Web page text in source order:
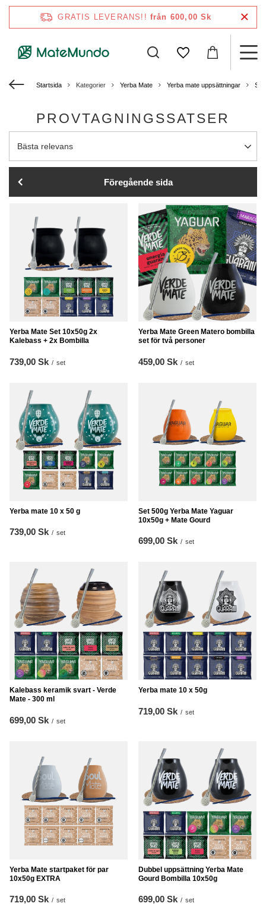
GRATIS LEVERANS!! från 600,00 Sk
Startsida Kategorier Yerba Mate Yerba mate uppsättningar Set
PROVTAGNINGSSATSER
Ändra sortering
Bästa relevans
Föregående sida
Yerba Mate Set 10x50g 2x
Kalebass + 2x Bombilla
739,00 Sk / set
Yerba Mate Green Matero bombilla
set för två personer
459,00 Sk / set
Yerba mate 10 x 50 g
739,00 Sk / set
Set 500g Yerba Mate Yaguar
10x50g + Mate Gourd
699,00 Sk / set
Kalebass keramik svart - Verde
Mate - 300 ml
699,00 Sk / set
Yerba mate 10 x 50g
719,00 Sk / set
Yerba Mate startpaket för par
10x50g EXTRA
719,00 Sk / set
Dubbel uppsättning Yerba Mate
Gourd Bombilla 10x50g
699,00 Sk / set